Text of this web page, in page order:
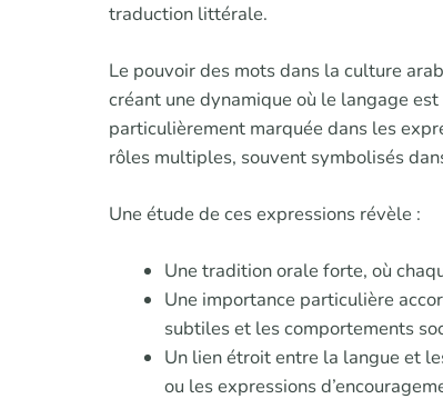
traduction littérale.
Le pouvoir des mots dans la culture
créant une dynamique où le langage
particulièrement marquée dans les
rôles multiples, souvent symbolisés
Une étude de ces expressions révèle :
Une tradition orale forte, où
Une importance particulière
subtiles et les comportements
Un lien étroit entre la langue et
ou les expressions